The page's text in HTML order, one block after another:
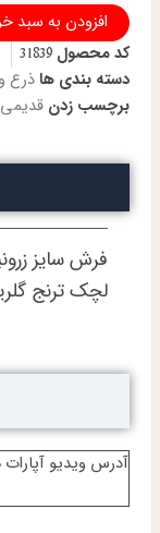
ذرع
و
نیم
دستباف
تمام
ابریشم
طرح
ترنج
لاکی
افزودن به سبد
کد محصول 31839
دسته بندی هاذرع و نیم
برچسب زدن قدیمی
آدرس ویدیو
فرش سایز
لچک ترنج